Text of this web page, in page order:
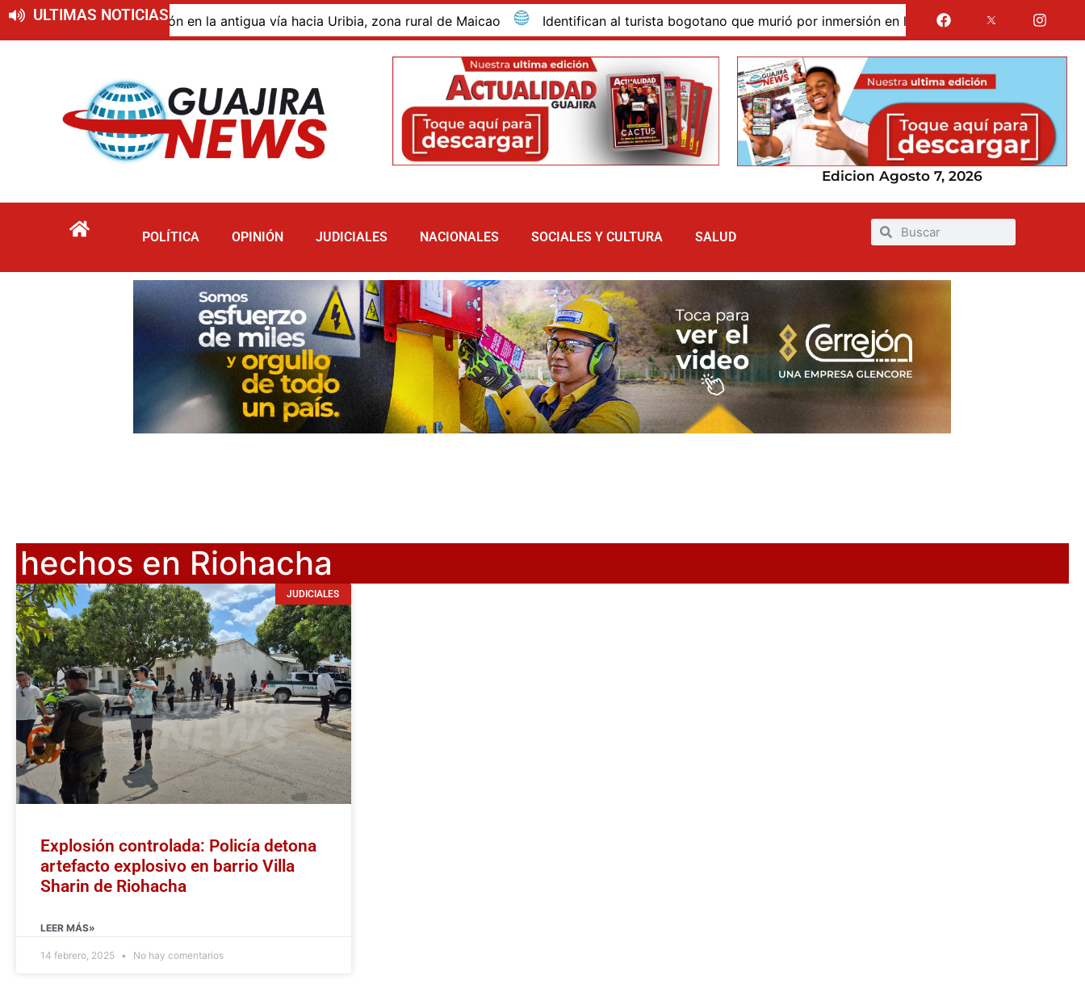
ULTIMAS NOTICIAS
de descomposición en la antigua vía hacia Uribia, zona rural de Maicao Identifican al turista bogotano que murió por inmersión en las dunas de Taroa; su cuerpo
Edicion Agosto 7, 2026
POLÍTICA OPINIÓN JUDICIALES NACIONALES SOCIALES Y CULTURA SALUD
hechos en Riohacha
JUDICIALES
Explosión controlada: Policía detona
artefacto explosivo en barrio Villa
Sharin de Riohacha
LEER MÁS»
14 febrero, 2025 No hay comentarios